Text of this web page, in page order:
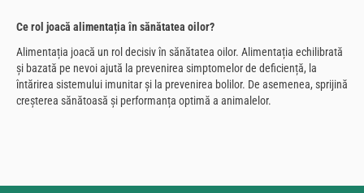
Ce rol joacă alimentația în sănătatea oilor?
Alimentația joacă un rol decisiv în sănătatea oilor. Alimentația echilibrată
și bazată pe nevoi ajută la prevenirea simptomelor de deficiență, la
întărirea sistemului imunitar și la prevenirea bolilor. De asemenea, sprijină
creșterea sănătoasă și performanța optimă a animalelor.